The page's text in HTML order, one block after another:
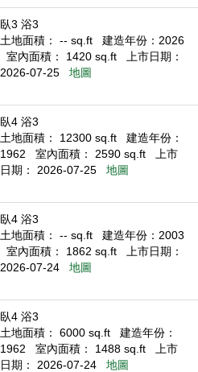
臥3 浴3
土地面積： -- sq.ft
建造年份：2026
室內面積： 1420 sq.ft
上市日期：
2026-07-25
地圖
臥4 浴3
土地面積： 12300 sq.ft
建造年份：
1962
室內面積： 2590 sq.ft
上市
日期： 2026-07-25
地圖
臥4 浴3
土地面積： -- sq.ft
建造年份：2003
室內面積： 1862 sq.ft
上市日期：
2026-07-24
地圖
臥4 浴3
土地面積： 6000 sq.ft
建造年份：
1962
室內面積： 1488 sq.ft
上市
日期： 2026-07-24
地圖